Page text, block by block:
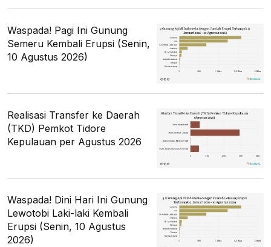
Waspada! Pagi Ini Gunung
Semeru Kembali Erupsi (Senin,
10 Agustus 2026)
Realisasi Transfer ke Daerah
(TKD) Pemkot Tidore
Kepulauan per Agustus 2026
Waspada! Dini Hari Ini Gunung
Lewotobi Laki-laki Kembali
Erupsi (Senin, 10 Agustus
2026)